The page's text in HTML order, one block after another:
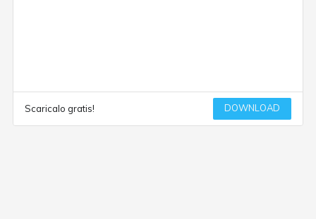
Scaricalo gratis! DOWNLOAD